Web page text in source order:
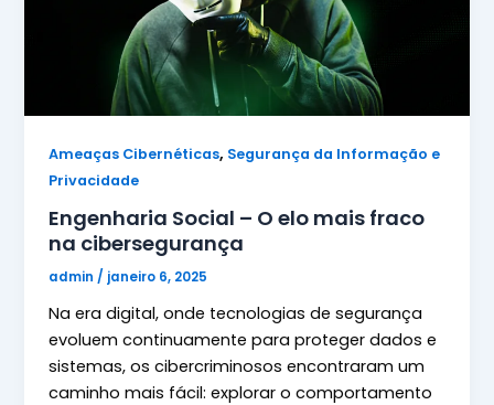
Ameaças Cibernéticas, Segurança da Informação e
Privacidade
Engenharia Social – O elo mais fraco
na cibersegurança
admin/ janeiro 6, 2025
Na era digital, onde tecnologias de segurança
evoluem continuamente para proteger dados e
sistemas, os cibercriminosos encontraram um
caminho mais fácil: explorar o comportamento